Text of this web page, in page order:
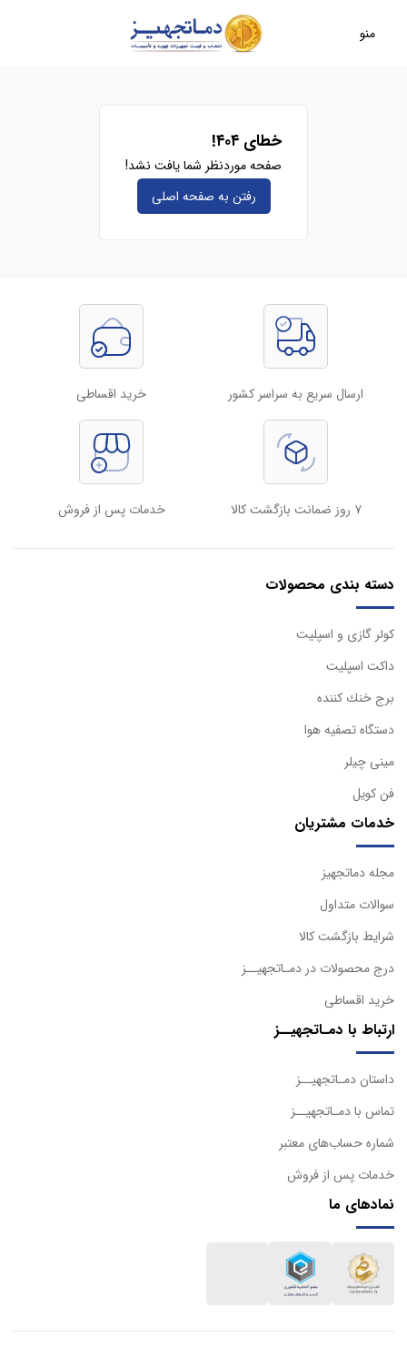
منو
خطای ۴۰۴!
صفحه موردنظر شما یافت نشد!
رفتن به صفحه‌ اصلی
ارسال سریع به سراسر کشور خرید اقساطی
۷ روز ضمانت بازگشت کالا خدمات پس از فروش
دسته بندی محصولات
كولر گازی و اسپليت
داكت اسپليت
برج خنك كننده
دستگاه تصفيه هوا
مینی چیلر
فن کویل
خدمات مشتریان
مجله دماتجهیز
سوالات متداول
شرایط بازگشت کالا
درج محصولات در دمـاتجهیــز
خرید اقساطی
ارتباط با دمـاتجهیــز
داستان دمـاتجهیــز
تماس با دمـاتجهیــز
شماره حساب‌های معتبر
خدمات پس از فروش
نمادهای ما